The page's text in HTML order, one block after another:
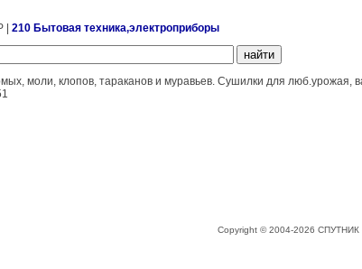
| 210 Бытовая техника,электроприборы
моли, клопов, тараканов и муравьев. Сушилки для люб.урожая,
Copyright © 2004-2026